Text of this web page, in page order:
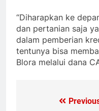
“Diharapkan ke
dan pertanian saja
dalam pemberian
tentunya bisa
Blora melalui dana